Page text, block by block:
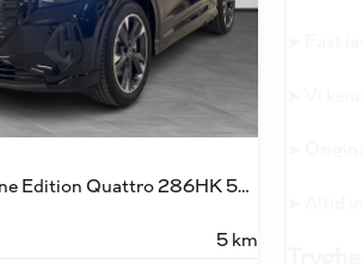
45 E-tron S Line Edition Quattro 286HK 5d Aut.
5 km